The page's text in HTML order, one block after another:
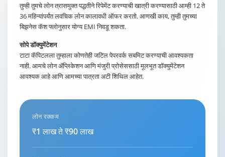
तुम्ही तुमचे लोन त्रासमुक्त पद्धतीने रिपेमेंट करण्याची खात्री करण्यासाठी आम्ही 12 ते
36 महिन्यांपर्यंत लवचिक लोन कालावधी ऑफर करतो. आणखी काय, तुम्ही तुमच्या
बिझनेस कॅश फ्लोनुसार योग्य EMI निवडू शकता.
सोपे डॉक्युमेंटेशन
टाटा कॅपिटलला तुम्हाला कोणतेही जटिल पेपरवर्क सबमिट करण्याची आवश्यकता
नाही. आमचे लोन ॲप्लिकेशन आणि मंजुरी प्रोसेससाठी मूलभूत डॉक्युमेंटेशन
आवश्यक आहे आणि आमच्या पात्रता अटी शिथिल आहेत.
लोन रक्कम
₹1 लाख ते ₹90 लाख